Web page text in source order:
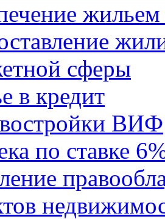
жильем
сферы
в кредит
ВИФ
по ставке